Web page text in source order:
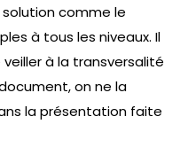
solution comme le
à tous les niveaux. Il
à la transversalité
on ne la
la présentation faite